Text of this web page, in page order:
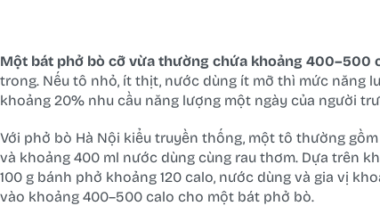
Một bát phở bò cỡ vừa thường chứa khoảng 400–500
trong. Nếu tô nhỏ, ít thịt, nước dùng ít mỡ thì mức năng
khoảng 20% nhu cầu năng lượng một ngày của người
Với phở bò Hà Nội kiểu truyền thống, một tô thường
và khoảng 400 ml nước dùng cùng rau thơm. Dựa trên
100 g bánh phở khoảng 120 calo, nước dùng và gia vị
vào khoảng 400–500 calo cho một bát phở bò.